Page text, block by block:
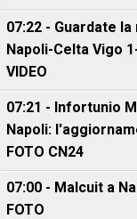
07:22 - Guardate
Napoli-Celta Vigo
VIDEO
07:21 - Infortunio
Napoli:
FOTO CN24
07:00 - Malcuit a
FOTO